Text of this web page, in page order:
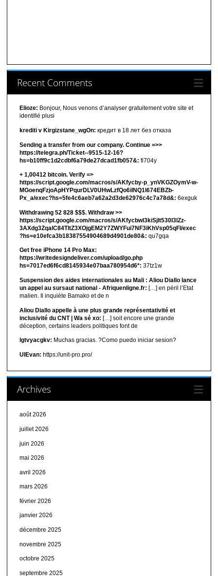
Recent Comments
Elioze: Bonjour, Nous venons d’analyser gratuitement votre site et
identifié plusi
krediti v Kirgizstane_wgOn: кредит в 18 лет без отказа
Sending a transfer from our company. Continue =>>
https://telegra.ph/Ticket--9515-12-16?
hs=b10ff9c1d2cdbf6a79de27dcad1fb057&: fi704y
+ 1,00412 bitсоin. Verify =>
https://script.google.com/macros/s/AKfycby-p_ynVKGZOymV-w-
MGoenqFzjoApHYPqurDLV0UHwLzfQo6ilNQ1l674EBZb-
Px_a/exec?hs=5fe4c6aeb7a62a2d3de62976c4c7a78d&: 6exguk
Withdrawing 52 828 $$$. Withdrаw >>
https://script.google.com/macros/s/AKfycbwl3kiSjlt530I3lZz-
3AXdg3ZqalC84TltZ3XOjgEM2Y7ZWYFui7NF3iKhVsp05qFl/exec
?hs=e10efca3b18387554904689d4901de80&: qu7gqa
Get free iPhone 14 Pro Max:
https://writedesigndeliver.com/upload/go.php
hs=7017ed6f6cd8145934e07baa780954d6*: 37tz1w
Suspension des aides internationales au Mali : Aliou Diallo lance
un appel au sursaut national - Afriquenligne.fr: […] en péril l’Etat
malien. Il inquiète Bamako et de n
Aliou Diallo appelle à une plus grande représentativité et
inclusivité du CNT | Wa sé xo: […] soit encore une grande
déception, certains leaders politiques font de
lgtvyacgkv: Muchas gracias. ?Como puedo iniciar sesion?
UIEvan: https://unit-pro.pro/
Archives
août 2026
juillet 2026
juin 2026
mai 2026
avril 2026
mars 2026
février 2026
janvier 2026
décembre 2025
novembre 2025
octobre 2025
septembre 2025